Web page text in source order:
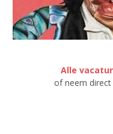
Alle
of neem